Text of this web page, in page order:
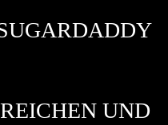
UND